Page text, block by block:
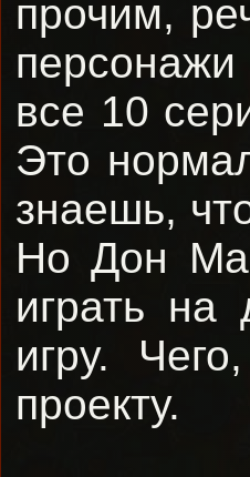
прочим,
все 10
Это
знаешь,
Но Дон
играть на
игру.
проекту.